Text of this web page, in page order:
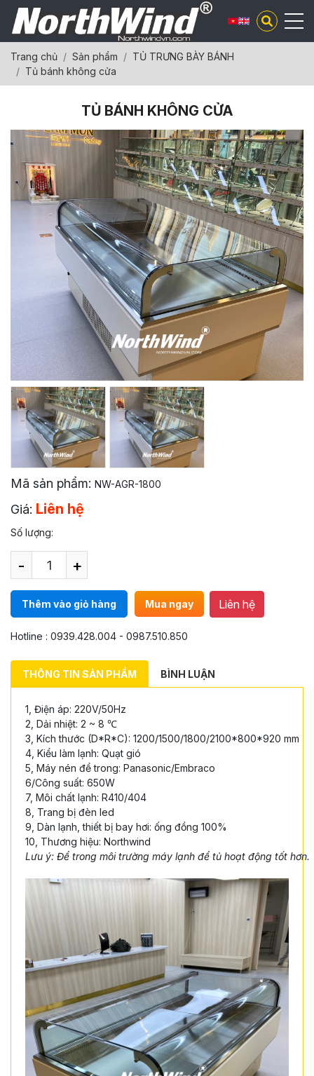
Trang chủ Sản phẩm
TỦ TRƯNG BÀY BÁNH
Tủ bánh không cửa
TỦ BÁNH KHÔNG CỬA
Mã sản phẩm: NW-AGR-1800
Giá: Liên hệ
Số lượng:
- +
Thêm vào giỏ hàng Mua ngay Liên hệ
Hotline : 0939.428.004 - 0987.510.850
THÔNG TIN SẢN PHẨM BÌNH LUẬN
1, Điện áp: 220V/50Hz
2, Dải nhiệt: 2 ~ 8 ℃
3, Kích thước (D*R*C): 1200/1500/1800/2100*800*920 mm
4, Kiểu làm lạnh: Quạt gió
5, Máy nén để trong: Panasonic/Embraco
6/Công suất: 650W
7, Môi chất lạnh: R410/404
8, Trang bị đèn led
9, Dàn lạnh, thiết bị bay hơi: ống đồng 100%
10, Thương hiệu: Northwind
Lưu ý: Để trong môi trường máy lạnh để tủ hoạt động tốt hơn.